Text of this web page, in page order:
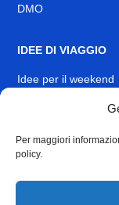
Per maggiori
policy.
DMO
IDEE DI VIAGGIO
Idee per il weekend
INFO
News